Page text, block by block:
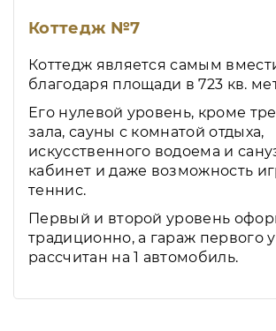
Коттедж №7
Коттедж является самым
благодаря площади в 723 кв.
Его нулевой уровень, кроме
зала, сауны с комнатой отдыха,
искусственного водоема и
кабинет и даже возможность
теннис.
Первый и второй уровень
традиционно, а гараж первого
рассчитан на 1 автомобиль.